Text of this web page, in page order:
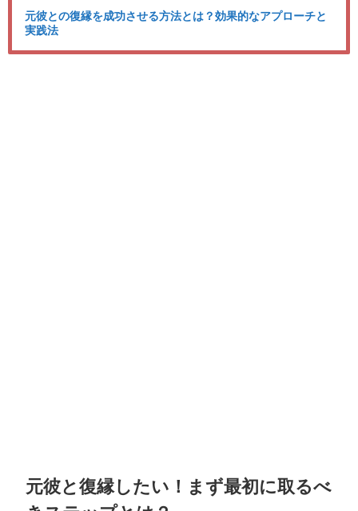
元彼との復縁を成功させる方法とは？効果的なアプローチと
実践法
元彼と復縁したい！まず最初に取るべ